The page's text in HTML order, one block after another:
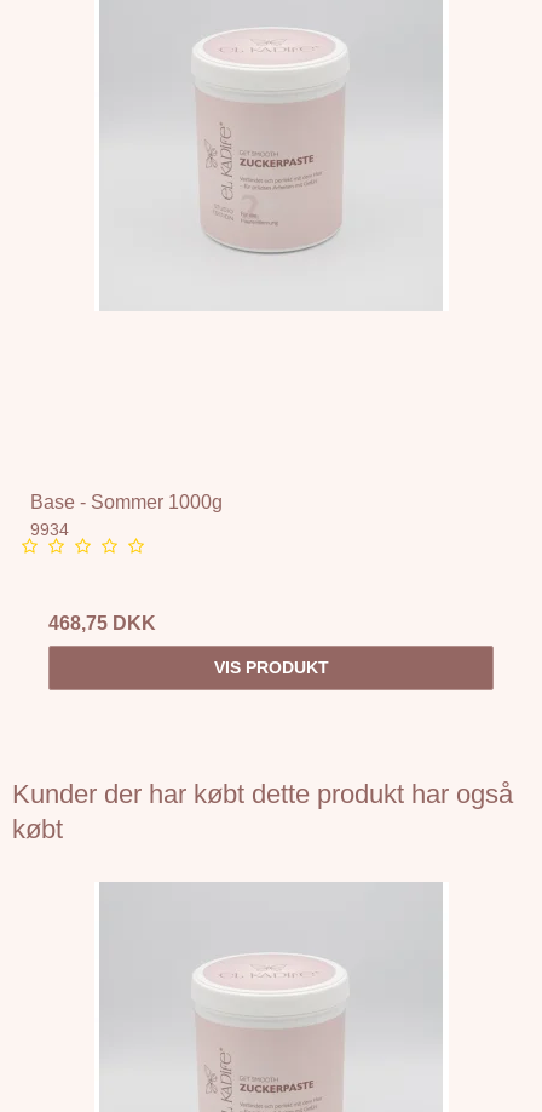
Base - Sommer 1000g
9934
468,75 DKK
VIS PRODUKT
Kunder der har købt dette produkt har også
købt